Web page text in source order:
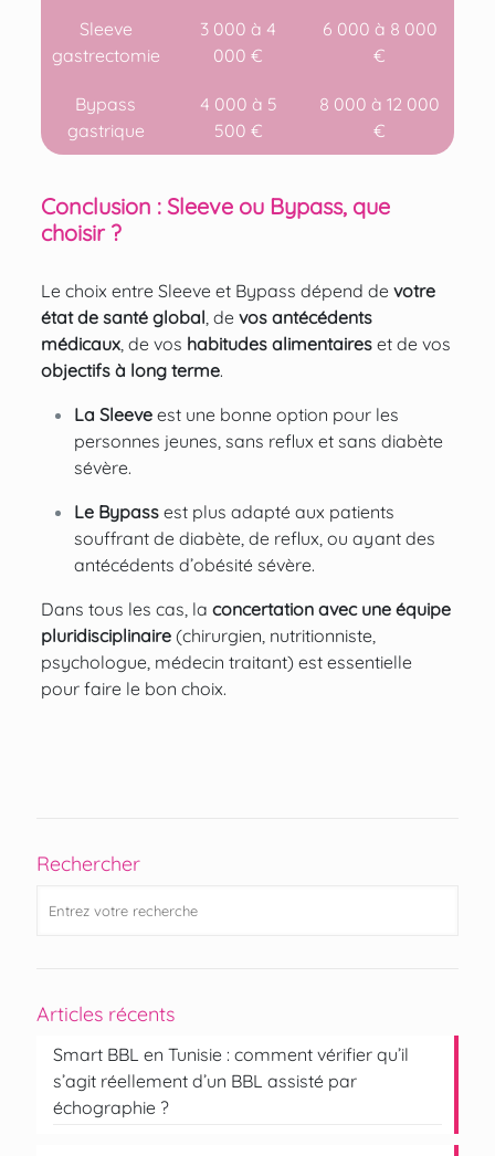
Sleeve
gastrectomie
3 000 à 4
000 €
6 000 à 8 000
€
Bypass
gastrique
4 000 à 5
500 €
8 000 à 12 000
€
Conclusion : Sleeve ou Bypass, que
choisir ?
Le choix entre Sleeve et Bypass dépend de votre
état de santé global , de vos antécédents
médicaux, de vos habitudes alimentaireset de vos
objectifs à long terme.
La Sleeveest une bonne option pour les
personnes jeunes, sans reflux et sans diabète
sévère.
Le Bypassest plus adapté aux patients
souffrant de diabète, de reflux, ou ayant des
antécédents d’obésité sévère.
Dans tous les cas, la concertation avec une équipe
pluridisciplinaire(chirurgien, nutritionniste,
psychologue, médecin traitant) est essentielle
pour faire le bon choix.
Rechercher
Articles récents
Smart BBL en Tunisie : comment vérifier qu’il
s’agit réellement d’un BBL assisté par
échographie ?